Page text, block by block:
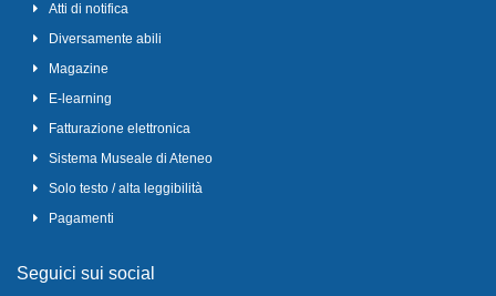
Atti di notifica
Diversamente abili
Magazine
E-learning
Fatturazione elettronica
Sistema Museale di Ateneo
Solo testo / alta leggibilità
Pagamenti
Seguici sui social